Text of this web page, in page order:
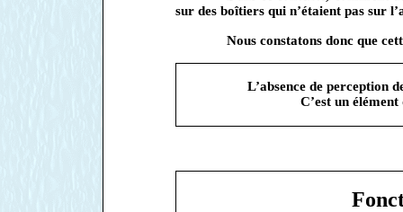
sur des boîtiers qui n’étaient pas sur
Nous constatons donc que
L’absence de perception
C’est un